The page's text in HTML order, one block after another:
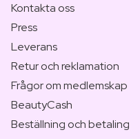
Kontakta oss
Press
Leverans
Retur och reklamation
Frågor om medlemskap
BeautyCash
Beställning och betaling